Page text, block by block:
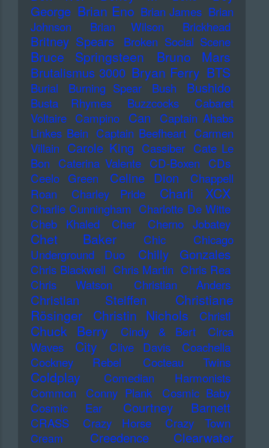
George Brian Eno Brian James Brian
Johnson
Brian Wilson Brickhead
Britney Spears Broken Social Scene
Bruce Springsteen Bruno Mars
Brutalismus 3000 Bryan Ferry BTS
Burial Burning Spear Bush Bushido
Busta Rhymes Buzzcocks
Cabaret
Voltaire Campino Can
Captain Ahabs
Linkes Bein Captain Beefheart Carmen
Villain Carole King Cassiber Cate Le
Bon
Caterina Valente CD-Boxen
CDs
Ceelo Green
Celine Dion
Chappell
Roan
Charley Pride Charli XCX
Charlie Cunningham Charlotte De Witte
Cheb Khaled
Cher Cherno Jobatey
Chet Baker Chic
Chicago
Underground Duo
Chilly Gonzales
Chris Blackwell Chris Martin Chris Rea
Chris Watson
Christian Anders
Christian Steiffen
Christiane
Rösinger
Christin Nichols Christl
Chuck Berry Cindy & Bert
Circa
Waves
City Clive Davis
Coachella
Cockney Rebel
Cocteau Twins
Coldplay
Comedian Harmonists
Common
Conny Plank
Cosmic Baby
Cosmic Ear
Courtney Barnett
CRASS Crazy Horse Crazy Town
Cream
Creedence Clearwater